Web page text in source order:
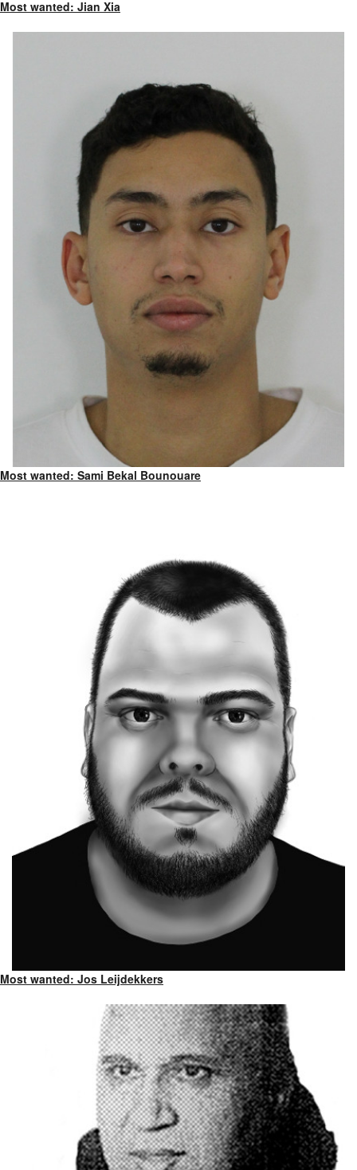
Most wanted: Jian Xia
Most wanted: Sami Bekal Bounouare
Most wanted: Jos Leijdekkers